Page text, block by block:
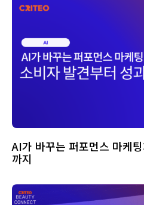
AI가 바꾸는 퍼포먼스 마케
까지